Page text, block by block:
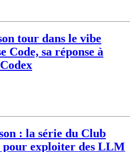
tour dans le vibe
Code, sa réponse à
: la série du Club
pour exploiter des LLM